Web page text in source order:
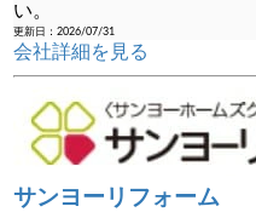
い。
更新日：2026/07/31
会社詳細を見る
サンヨーリフォーム